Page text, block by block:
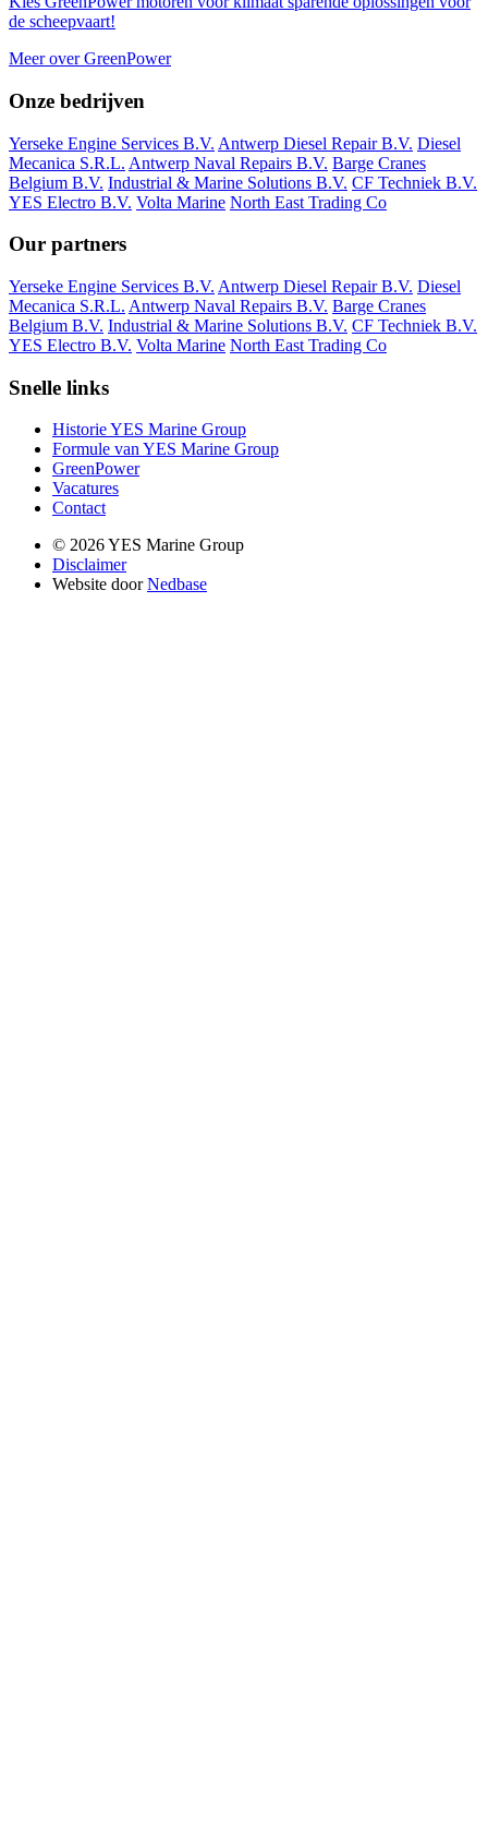
de scheepvaart!
Meer over GreenPower
Onze bedrijven
Yerseke Engine Services B.V. Antwerp Diesel Repair B.V. Diesel
Mecanica S.R.L. Antwerp Naval Repairs B.V. Barge Cranes
Belgium B.V. Industrial & Marine Solutions B.V. CF Techniek B.V.
YES Electro B.V. Volta Marine North East Trading Co
Our partners
Yerseke Engine Services B.V. Antwerp Diesel Repair B.V. Diesel
Mecanica S.R.L. Antwerp Naval Repairs B.V. Barge Cranes
Belgium B.V. Industrial & Marine Solutions B.V. CF Techniek B.V.
YES Electro B.V. Volta Marine North East Trading Co
Snelle links
Historie YES Marine Group
Formule van YES Marine Group
GreenPower
Vacatures
Contact
© 2026 YES Marine Group
Disclaimer
Website doorNedbase